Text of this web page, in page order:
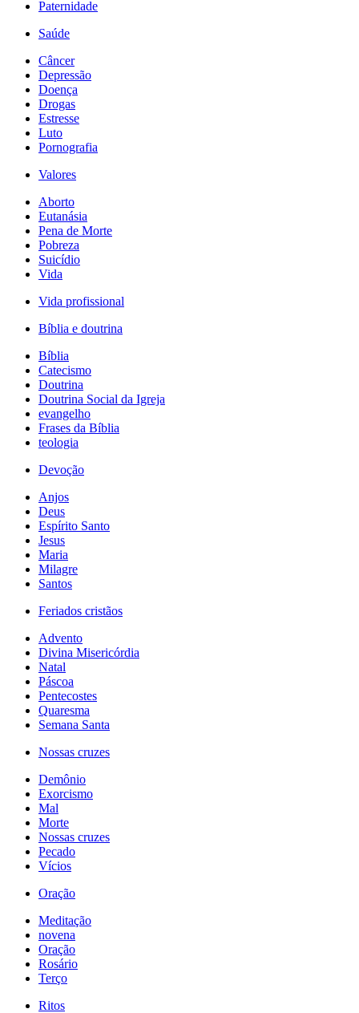
Paternidade
Saúde
Câncer
Depressão
Doença
Drogas
Estresse
Luto
Pornografia
Valores
Aborto
Eutanásia
Pena de Morte
Pobreza
Suicídio
Vida
Vida profissional
Bíblia e doutrina
Bíblia
Catecismo
Doutrina
Doutrina Social da Igreja
evangelho
Frases da Bíblia
teologia
Devoção
Anjos
Deus
Espírito Santo
Jesus
Maria
Milagre
Santos
Feriados cristãos
Advento
Divina Misericórdia
Natal
Páscoa
Pentecostes
Quaresma
Semana Santa
Nossas cruzes
Demônio
Exorcismo
Mal
Morte
Nossas cruzes
Pecado
Vícios
Oração
Meditação
novena
Oração
Rosário
Terço
Ritos